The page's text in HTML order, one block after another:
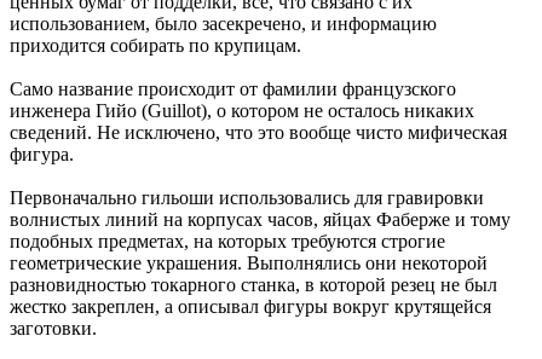
использованием, было засекречено, и информацию
приходится собирать по крупицам.
Само название происходит от фамилии французского
инженера Гийо (Guillot), о котором не осталось никаких
сведений. Не исключено, что это вообще чисто мифическая
фигура.
Первоначально гильоши использовались для гравировки
волнистых линий на корпусах часов, яйцах Фаберже и тому
подобных предметах, на которых требуются строгие
геометрические украшения. Выполнялись они некоторой
разновидностью токарного станка, в которой резец не был
жестко закреплен, а описывал фигуры вокруг крутящейся
заготовки.